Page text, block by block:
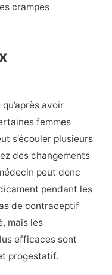
crampes
avoir
femmes
s’écouler plusieurs
des changements
peut donc
pendant les
de contraceptif
mais les
efficaces sont
progestatif.